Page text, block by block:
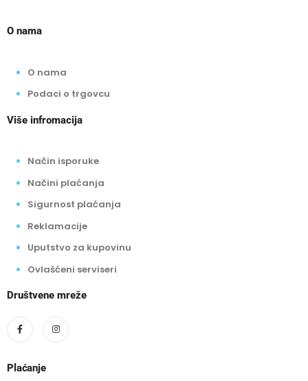
O nama
O nama
Podaci o trgovcu
Više infromacija
Način isporuke
Načini plaćanja
Sigurnost plaćanja
Reklamacije
Uputstvo za kupovinu
Ovlašćeni serviseri
Društvene mreže
Plaćanje